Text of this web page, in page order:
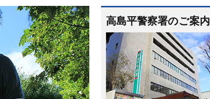
高島平警察署のご案内